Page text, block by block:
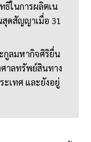
ธิในการผลิตเน
ดสัญญาเมื่อ 31
กูลมหากิจศิริยื่น
ศาลทรัพย์สินทาง
เทศ และยังอยู่